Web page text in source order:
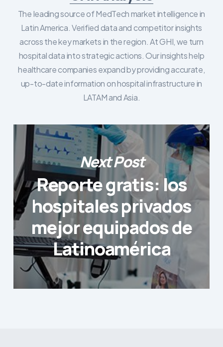
The leading source of MedTech market intelligence in
Latin America. Verified data and competitor insights
across the key markets in the region. At GHI, we turn
hospital data into strategic actions. Our insights help
healthcare companies expand by providing accurate,
up-to-date information on hospital infrastructure in
LATAM and Asia.
Next Post
Reporte gratis: los
hospitales privados
mejor equipados de
Latinoamérica